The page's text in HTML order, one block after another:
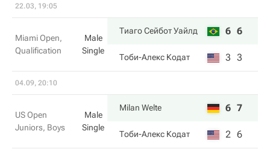
22.03, 19:05
Miami Open,
Qualification
Male
Single
Тиаго Сейбот Уайлд 6 6
Тоби-Алекс Кодат 3 3
04.09, 20:10
US Open
Juniors, Boys
Male
Single
Milan Welte 6 7
Тоби-Алекс Кодат 2 6